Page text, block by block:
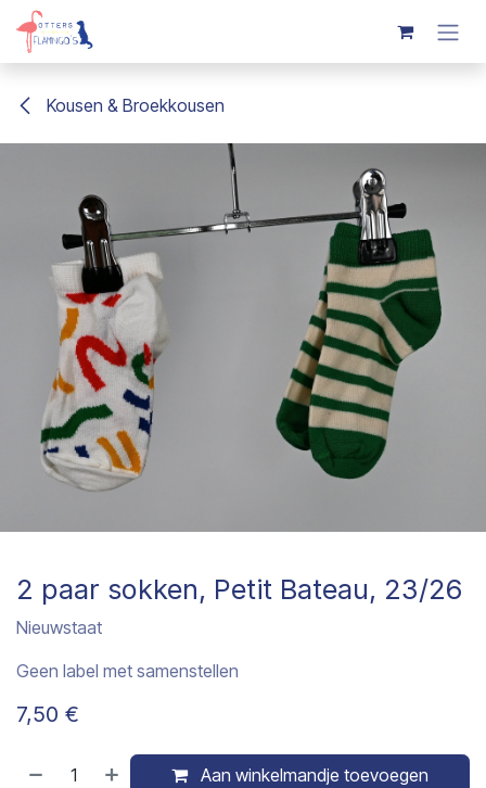
Overslaan naar inhoud
Kousen & Broekkousen
2 paar sokken, Petit Bateau, 23/26
Nieuwstaat
Geen label met samenstellen
7,50 €
Aan winkelmandje toevoegen